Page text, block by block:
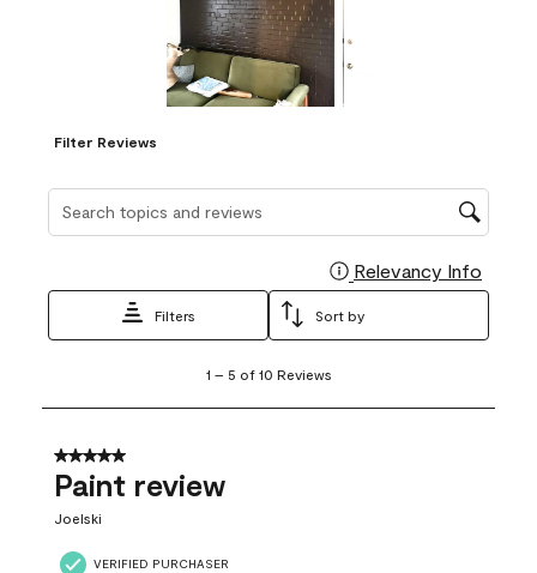
Filter Reviews
Relevancy Info
Filters Sort by
5
10
Reviews
1 – 5 of 10 Reviews
5 out of 5 stars.
Paint review
Joelski
VERIFIED PURCHASER